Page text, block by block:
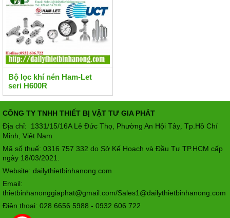
Bộ lọc khí nén Ham-Let
seri H600R
CÔNG TY TNHH THIẾT BỊ VẬT TƯ GIA PHÁT
Địa chỉ: 1331/15/16A Lê Đức Thọ, Phường An Hội Tây Tp.Hồ Chí
Minh, Việt Nam
Mã số thuế: 0316 757 332 do Sở Kế Hoạch và Đầu Tư TP.HCM cấp
ngày 18/03/2021.
Website: dailythietbinhanong.com
Email:
thietbinhanonggiaphat@gmail.com/Sales1@dailythietbinhanong.com
Điện thoại: 028 6656 5988 - 0932 606 722